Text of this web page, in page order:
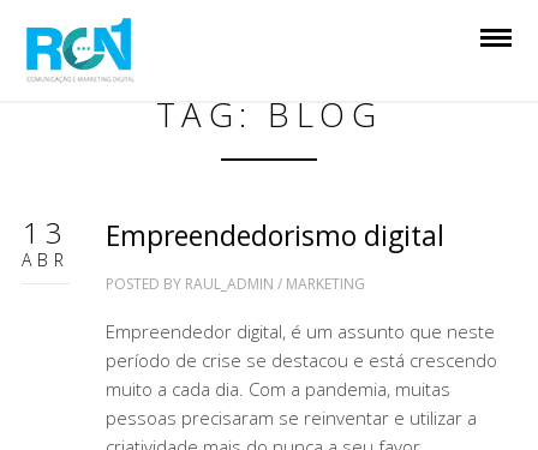
TAG: BLOG
13
ABR
Empreendedorismo digital
POSTED BY RAUL_ADMIN / MARKETING
Empreendedor digital, é um assunto que neste
período de crise se destacou e está crescendo
muito a cada dia. Com a pandemia, muitas
pessoas precisaram se reinventar e utilizar a